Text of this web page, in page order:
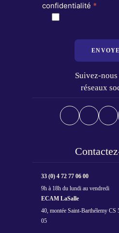
confidentialité *
Suivez-nous
réseaux
33 (0) 4 72 77 06 00
9h à 18h du lundi au vendredi
ECAM LaSalle
40, montée Saint-Barthélemy
05